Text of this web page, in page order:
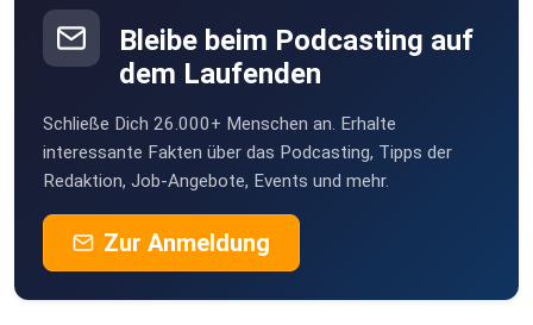
Bleibe beim Podcasting auf
dem Laufenden
Schließe Dich 26.000+ Menschen an. Erhalte
interessante Fakten über das Podcasting, Tipps der
Redaktion, Job-Angebote, Events und mehr.
Zur Anmeldung